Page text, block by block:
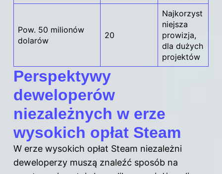
Pow. 50 milionów
dolarów
20
Najkorzyst
niejsza
prowizja,
dla dużych
projektów
Perspektywy
deweloperów
niezależnych w erze
wysokich opłat Steam
W erze wysokich opłat Steam niezależni
deweloperzy muszą znaleźć sposób na